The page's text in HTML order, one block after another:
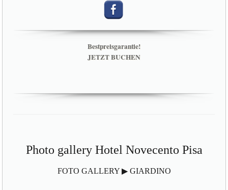
Bestpreisgarantie!
JETZT BUCHEN
Photo gallery Hotel Novecento Pisa
FOTO GALLERY ▶ GIARDINO